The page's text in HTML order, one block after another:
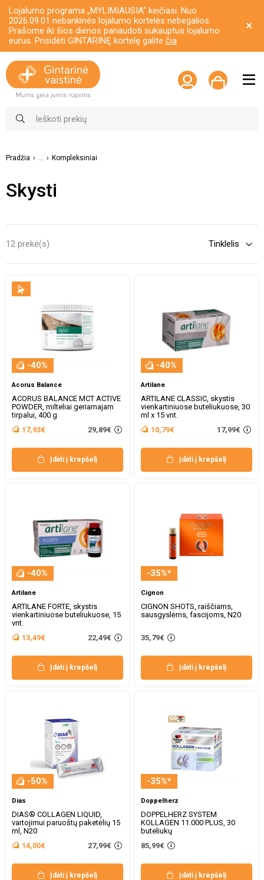
Lojalumo programa „MYLIMIAUSIA“ keičiasi. Nuo
2026.09.01 nebankinės lojalumo kortelės nebegalios.
Prašome iki šios dienos panaudoti sukauptus lojalumo
eurus. Prisidėti GINTARINĘ kortelę galite čia
Pradžia ... Kompleksiniai
Skysti
12 prekė(s)
-40%
Acorus Balance
ACORUS BALANCE MCT ACTIVE
POWDER, milteliai geriamajam
tirpalui, 400 g
17,93€
29,89€
Įdėti į krepšelį
-40%
Artilane
ARTILANE CLASSIC, skystis
vienkartiniuose buteliukuose, 30
ml x 15 vnt.
10,79€
17,99€
Įdėti į krepšelį
-40%
Artilane
ARTILANE FORTE, skystis
vienkartiniuose buteliukuose, 15
vnt.
13,49€
22,49€
Įdėti į krepšelį
-35%*
Cignon
CIGNON SHOTS, raiščiams,
sausgyslėms, fascijoms, N20
35,79€
Įdėti į krepšelį
-50%
Dias
DIAS® COLLAGEN LIQUID,
vartojimui paruoštų paketėlių 15
ml, N20
14,00€
27,99€
Įdėti į krepšelį
-35%*
Doppelherz
DOPPELHERZ SYSTEM
KOLLAGEN 11.000 PLUS, 30
buteliukų
85,99€
Įdėti į krepšelį